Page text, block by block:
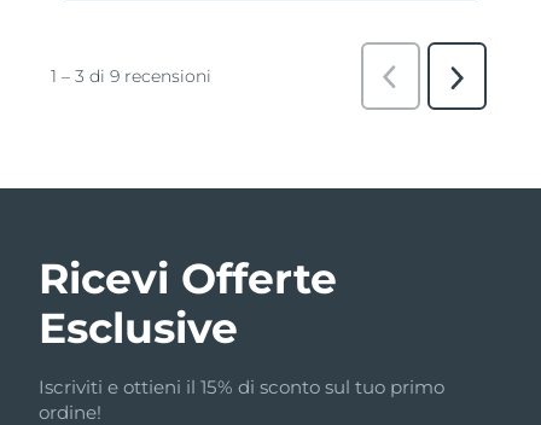
Ricevi Offerte
Esclusive
Iscriviti e ottieni il 15% di sconto sul tuo primo
ordine!